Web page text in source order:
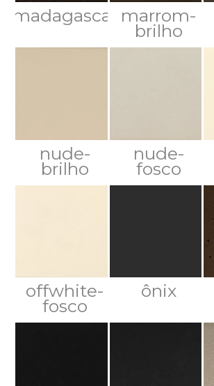
madagascar marrom-
brilho
nude-
brilho
nude-
fosco
offwhite-
fosco
ônix